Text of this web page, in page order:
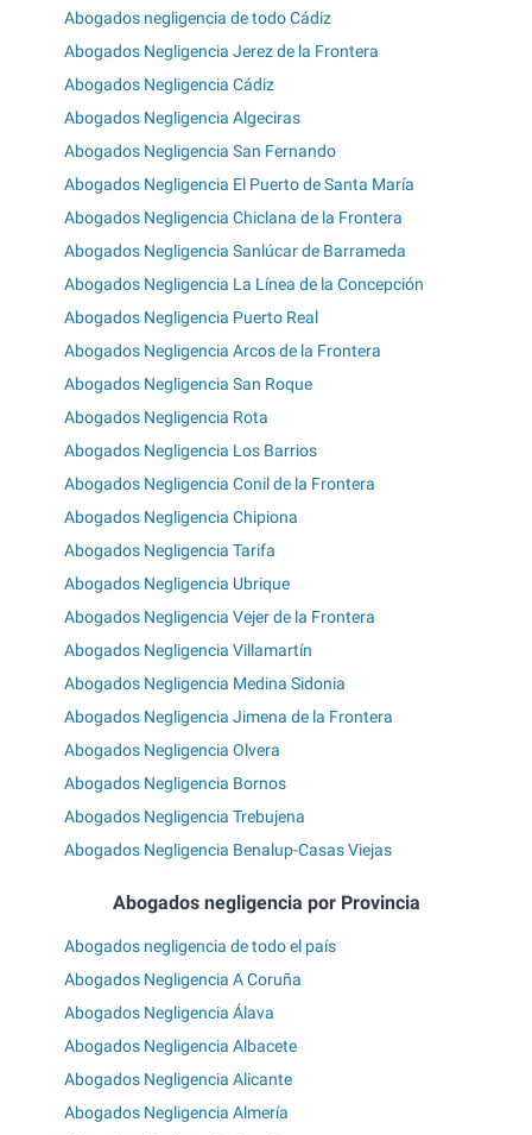
Abogados negligencia de todo Cádiz
Abogados Negligencia Jerez de la Frontera
Abogados Negligencia Cádiz
Abogados Negligencia Algeciras
Abogados Negligencia San Fernando
Abogados Negligencia El Puerto de Santa María
Abogados Negligencia Chiclana de la Frontera
Abogados Negligencia Sanlúcar de Barrameda
Abogados Negligencia La Línea de la Concepción
Abogados Negligencia Puerto Real
Abogados Negligencia Arcos de la Frontera
Abogados Negligencia San Roque
Abogados Negligencia Rota
Abogados Negligencia Los Barrios
Abogados Negligencia Conil de la Frontera
Abogados Negligencia Chipiona
Abogados Negligencia Tarifa
Abogados Negligencia Ubrique
Abogados Negligencia Vejer de la Frontera
Abogados Negligencia Villamartín
Abogados Negligencia Medina Sidonia
Abogados Negligencia Jimena de la Frontera
Abogados Negligencia Olvera
Abogados Negligencia Bornos
Abogados Negligencia Trebujena
Abogados Negligencia Benalup-Casas Viejas
Abogados negligencia por Provincia
Abogados negligencia de todo el país
Abogados Negligencia A Coruña
Abogados Negligencia Álava
Abogados Negligencia Albacete
Abogados Negligencia Alicante
Abogados Negligencia Almería